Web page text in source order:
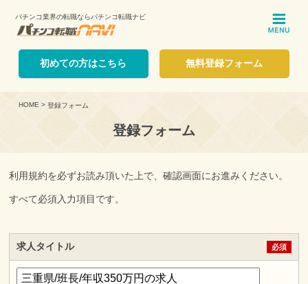
パチンコ業界の転職ならパチンコ転職ナビ
初めての方はこちら 無料登録フォーム
HOME > 登録フォーム
登録フォーム
利用規約を必ずお読み頂いた上で、確認画面にお進みください。
すべて必須入力項目です。
求人タイトル 必須